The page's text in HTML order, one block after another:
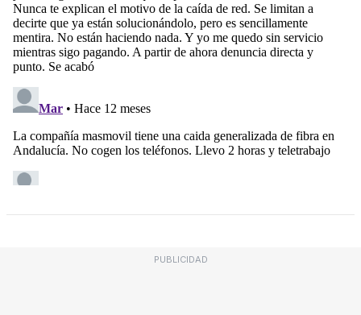
PUBLICIDAD